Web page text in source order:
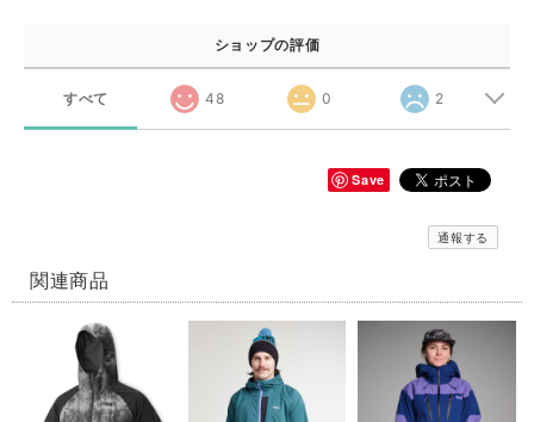
ショップの評価
すべて 48 0 2
Save
通報する
関連商品